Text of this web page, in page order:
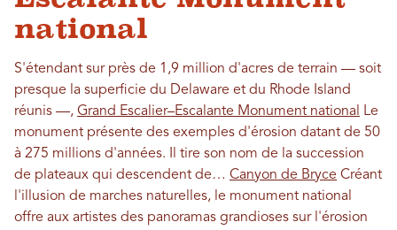
national
S'étendant sur près de 1,9 million d'acres de terrain — soit
presque la superficie du Delaware et du Rhode Island
réunis —, Grand Escalier–Escalante Monument national
Le
monument présente des exemples d'érosion datant de 50
à 275 millions d'années. Il tire son nom de la succession
de plateaux qui descendent de… Canyon de Bryce Créant
l'illusion de marches naturelles, le monument national
offre aux artistes des panoramas grandioses sur l'érosion